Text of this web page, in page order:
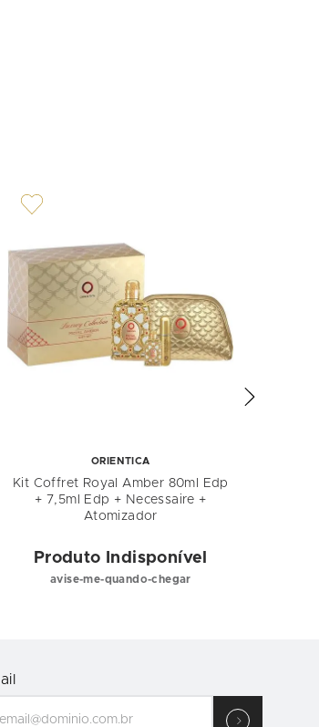
ORIENTICA
Kit Coffret Royal Amber 80ml Edp
+ 7,5ml Edp + Necessaire +
Atomizador
Produto Indisponível
avise-me-quando-chegar